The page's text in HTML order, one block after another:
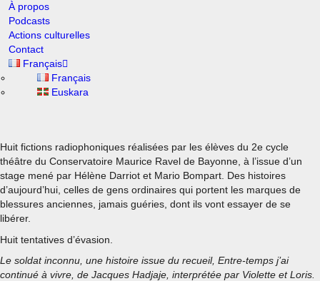
À propos
Podcasts
Actions culturelles
Contact
Français
Français
Euskara
00:00
Huit fictions radiophoniques réalisées par les élèves du 2e cycle
théâtre du Conservatoire Maurice Ravel de Bayonne, à l’issue d’un
stage mené par Hélène Darriot et Mario Bompart. Des histoires
d’aujourd’hui, celles de gens ordinaires qui portent les marques de
blessures anciennes, jamais guéries, dont ils vont essayer de se
libérer.
Huit tentatives d’évasion.
Le soldat inconnu, une histoire issue du recueil, Entre-temps j’ai
continué à vivre, de Jacques Hadjaje, interprétée par Violette et Loris.